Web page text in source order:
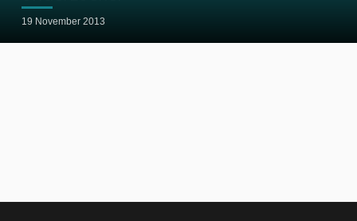
19 November 2013